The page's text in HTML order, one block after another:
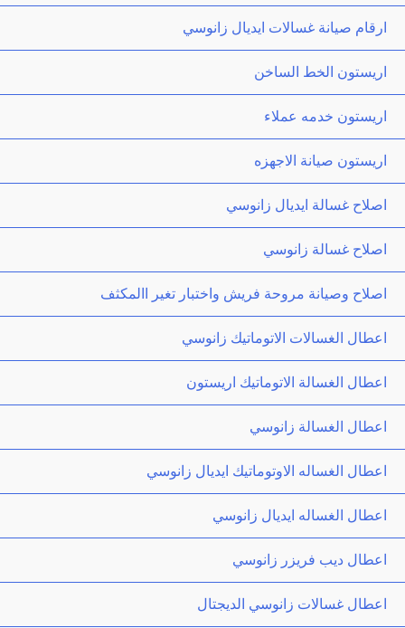
ارقام صيانة غسالات ايديال زانوسي
اريستون الخط الساخن
اريستون خدمه عملاء
اريستون صيانة الاجهزه
اصلاح غسالة ايديال زانوسي
اصلاح غسالة زانوسي
اصلاح وصيانة مروحة فريش واختبار تغير االمكثف
اعطال الغسالات الاتوماتيك زانوسي
اعطال الغسالة الاتوماتيك اريستون
اعطال الغسالة زانوسي
اعطال الغساله الاوتوماتيك ايديال زانوسي
اعطال الغساله ايديال زانوسي
اعطال ديب فريزر زانوسي
اعطال غسالات زانوسي الديجتال